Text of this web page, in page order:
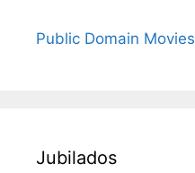
Public Domain Movies
Jubilados